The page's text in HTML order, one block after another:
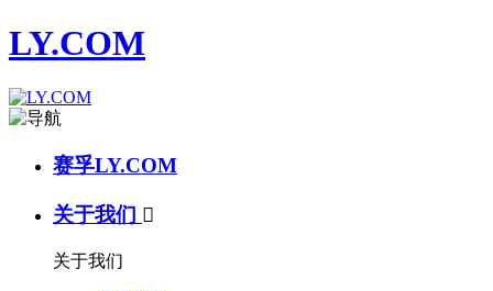
LY.COM
赛孚LY.COM
关于我们 
关于我们